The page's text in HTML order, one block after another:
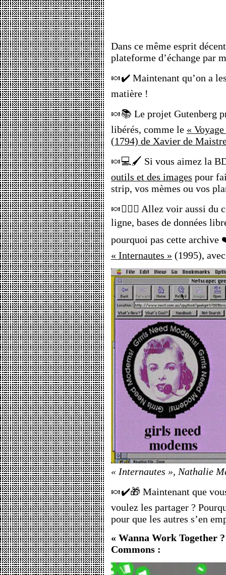
Dans ce même esprit
plateforme d’échange par
🍬✔️ Maintenant qu’on a
matière !
🍬📚 Le projet Gutenberg
libérés, comme le «
(1794) de Xavier de
🍬💻🖌️ Si vous aimez la
outils et des images pour
strip, vos mèmes ou vos
🍬🕵🏽‍♀️ Allez voir aussi du
ligne, bases de données
pourquoi pas cette archive
« Internautes » (1995),
« Internautes », Nathalie
🍬✔️🎁 Maintenant que
voulez les partager ?
pour que les autres s’en
« Wanna Work Together
Commons :